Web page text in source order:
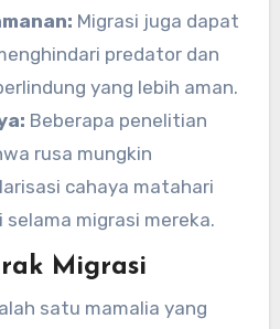
Migrasi juga dapat
predator dan
yang lebih aman.
Beberapa penelitian
rusa mungkin
cahaya matahari
migrasi mereka.
Migrasi
satu mamalia yang